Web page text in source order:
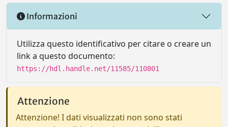
Informazioni
Utilizza questo identificativo per citare o creare un
link a questo documento:
https://hdl.handle.net/11585/110801
Attenzione
Attenzione! I dati visualizzati non sono stati